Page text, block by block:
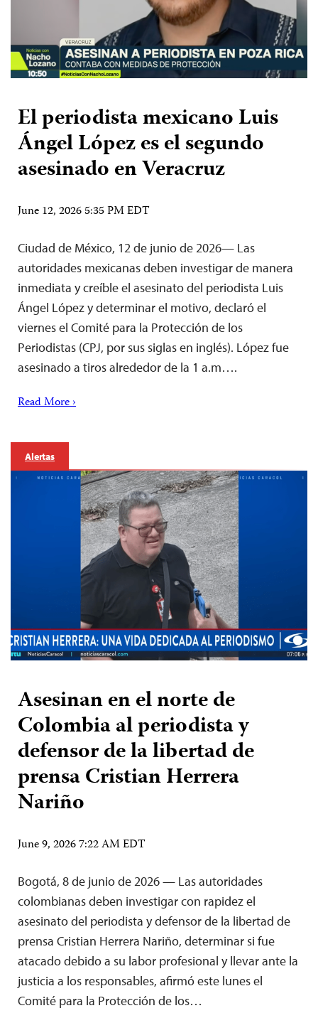
El periodista mexicano Luis
Ángel López es el segundo
asesinado en Veracruz
June 12, 2026 5:35 PM EDT
Ciudad de México, 12 de junio de 2026— Las
autoridades mexicanas deben investigar de manera
inmediata y creíble el asesinato del periodista Luis
Ángel López y determinar el motivo, declaró el
viernes el Comité para la Protección de los
Periodistas (CPJ, por sus siglas en inglés). López fue
asesinado a tiros alrededor de la 1 a.m….
Read More ›
Alertas
Asesinan en el norte de
Colombia al periodista y
defensor de la libertad de
prensa Cristian Herrera
Nariño
June 9, 2026 7:22 AM EDT
Bogotá, 8 de junio de 2026 — Las autoridades
colombianas deben investigar con rapidez el
asesinato del periodista y defensor de la libertad de
prensa Cristian Herrera Nariño, determinar si fue
atacado debido a su labor profesional y llevar ante la
justicia a los responsables, afirmó este lunes el
Comité para la Protección de los…